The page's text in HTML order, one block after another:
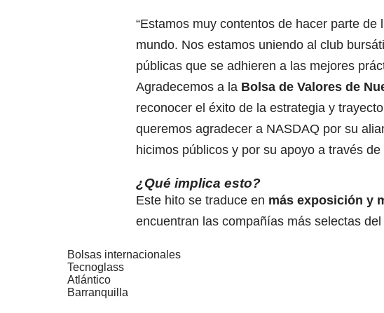
“Estamos muy contentos de hacer parte de
mundo. Nos estamos uniendo al club
públicas que se adhieren a las mejores
Agradecemos a la Bolsa de Valores de
reconocer el éxito de la estrategia y
queremos agradecer a NASDAQ por su
hicimos públicos y por su apoyo a través de
¿Qué implica esto?
Este hito se traduce en más exposición y
encuentran las compañías más selectas del
Bolsas internacionales
Tecnoglass
Atlántico
Barranquilla